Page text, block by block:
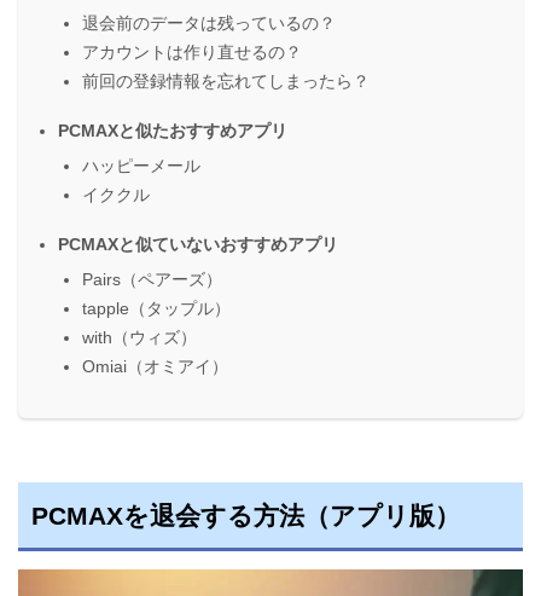
退会前のデータは残っているの？
アカウントは作り直せるの？
前回の登録情報を忘れてしまったら？
PCMAXと似たおすすめアプリ
ハッピーメール
イククル
PCMAXと似ていないおすすめアプリ
Pairs（ペアーズ）
tapple（タップル）
with（ウィズ）
Omiai（オミアイ）
PCMAXを退会する方法（アプリ版）